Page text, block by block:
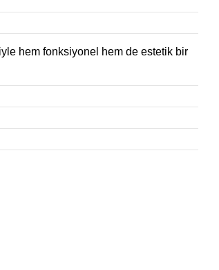
hem fonksiyonel hem de estetik bir